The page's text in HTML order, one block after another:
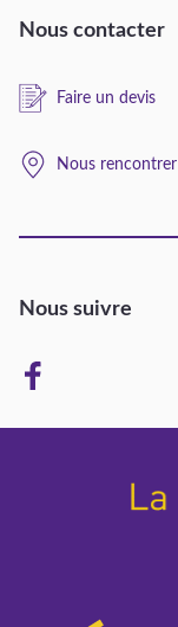
Nous contacter
Faire un devis
Nous rencontrer
Nous suivre